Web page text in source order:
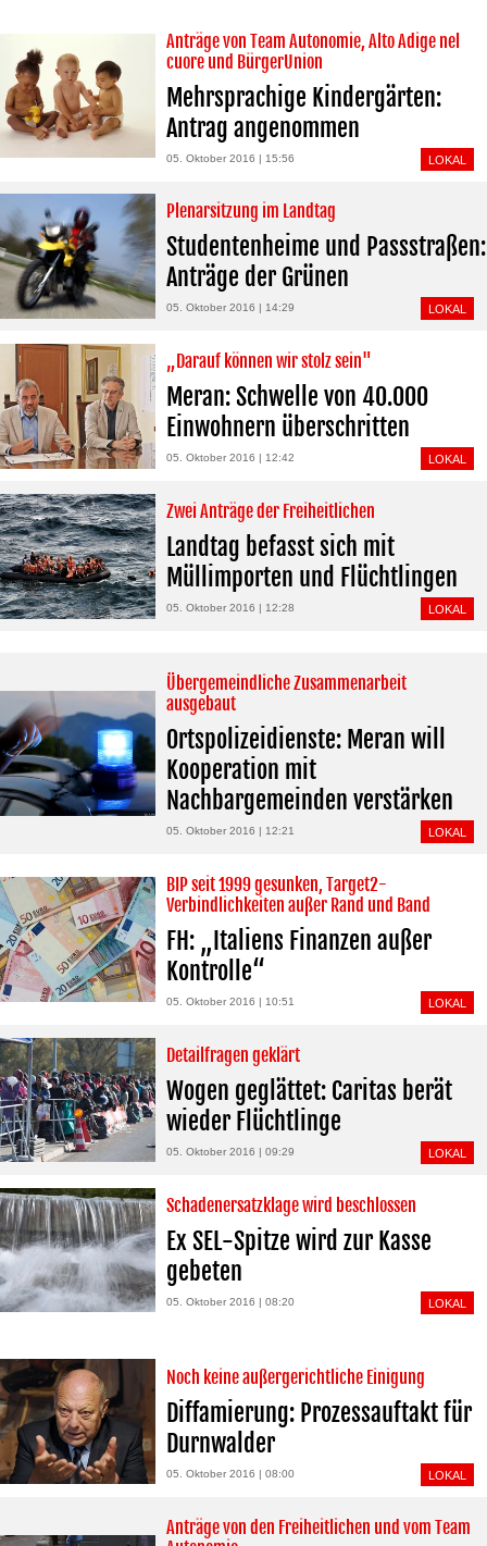
Anträge von Team Autonomie, Alto Adige nel
cuore und BürgerUnion
Mehrsprachige Kindergärten:
Antrag angenommen
05. Oktober 2016 | 15:56 LOKAL
Plenarsitzung im Landtag
Studentenheime und Passstraßen:
Anträge der Grünen
05. Oktober 2016 | 14:29 LOKAL
„Darauf können wir stolz sein"
Meran: Schwelle von 40.000
Einwohnern überschritten
05. Oktober 2016 | 12:42 LOKAL
Zwei Anträge der Freiheitlichen
Landtag befasst sich mit
Müllimporten und Flüchtlingen
05. Oktober 2016 | 12:28 LOKAL
Übergemeindliche Zusammenarbeit
ausgebaut
Ortspolizeidienste: Meran will
Kooperation mit
Nachbargemeinden verstärken
05. Oktober 2016 | 12:21 LOKAL
BIP seit 1999 gesunken, Target2-
Verbindlichkeiten außer Rand und Band
FH: „Italiens Finanzen außer
Kontrolle“
05. Oktober 2016 | 10:51 LOKAL
Detailfragen geklärt
Wogen geglättet: Caritas berät
wieder Flüchtlinge
05. Oktober 2016 | 09:29 LOKAL
Schadenersatzklage wird beschlossen
Ex SEL-Spitze wird zur Kasse
gebeten
05. Oktober 2016 | 08:20 LOKAL
Noch keine außergerichtliche Einigung
Diffamierung: Prozessauftakt für
Durnwalder
05. Oktober 2016 | 08:00 LOKAL
Anträge von den Freiheitlichen und vom Team